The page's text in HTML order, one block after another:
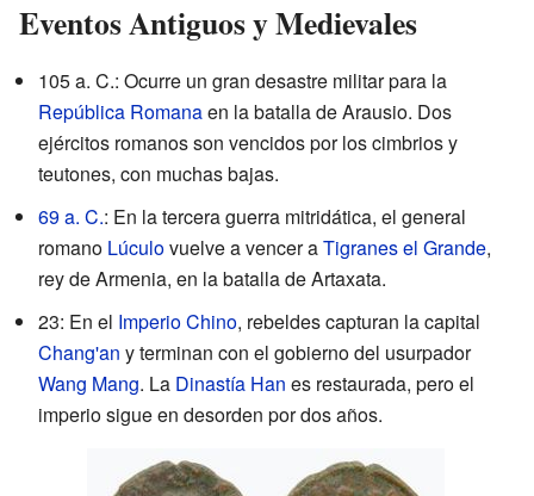
Eventos Antiguos y Medievales
105 a. C.: Ocurre un gran desastre militar para la
República Romanaen la batalla de Arausio. Dos
ejércitos romanos son vencidos por los cimbrios y
teutones, con muchas bajas.
69 a. C.: En la tercera guerra mitridática, el general
romano Lúculovuelve a vencer aTigranes el Grande,
rey de Armenia, en la batalla de Artaxata.
23: En el Imperio Chino, rebeldes capturan la capital
Chang'an y terminan con el gobierno del usurpador
Wang Mang. La Dinastía Han es restaurada, pero el
imperio sigue en desorden por dos años.